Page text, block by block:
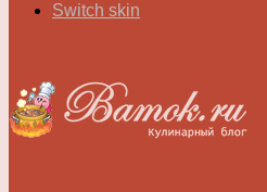
Switch skin